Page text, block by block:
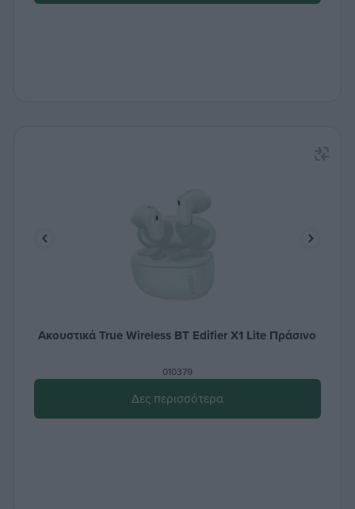
Ακουστικά True Wireless ΒΤ Edifier X1 Lite Πράσινο
010379
Δες περισσότερα